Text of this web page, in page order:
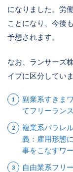
になりました。労
ことになり、今後
予想されます。
なお、ランサーズ
イプに区分していま
副業系すきま
てフリーラン
複業系パラレ
義：雇用形態
事をこなすワ
自由業系フリ